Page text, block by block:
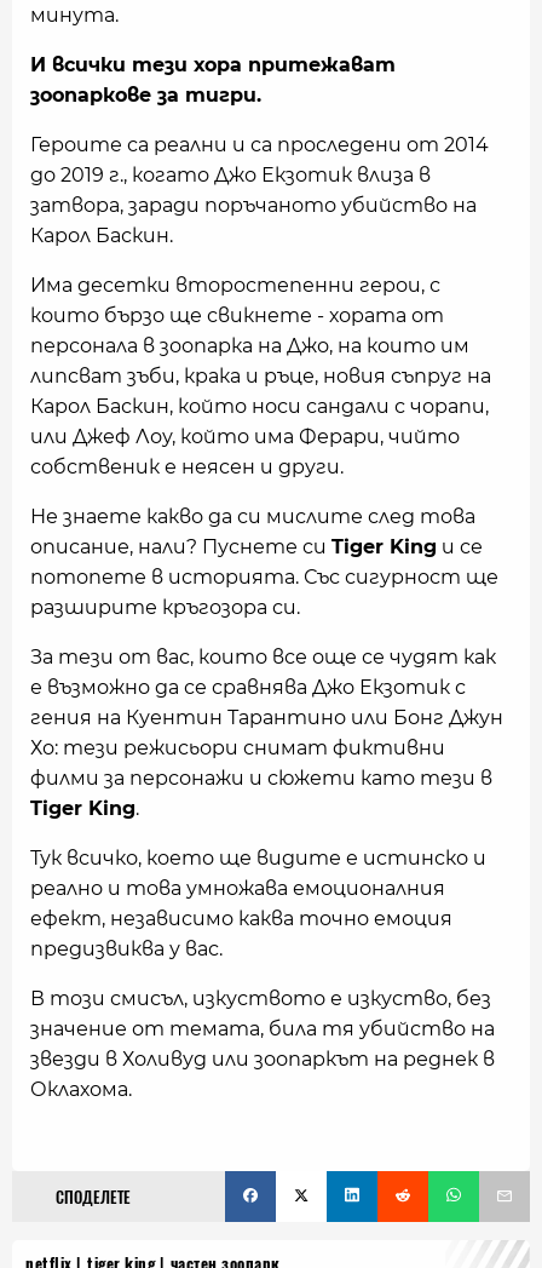
минута.
И всички тези хора притежават
зоопаркове за тигри.
Героите са реални и са проследени от 2014
до 2019 г., когато Джо Екзотик влиза в
затвора, заради поръчаното убийство на
Карол Баскин.
Има десетки второстепенни герои, с
които бързо ще свикнете - хората от
персонала в зоопарка на Джо, на които им
липсват зъби, крака и ръце, новия съпруг на
Карол Баскин, който носи сандали с чорапи,
или Джеф Лоу, който има Ферари, чийто
собственик е неясен и други.
Не знаете какво да си мислите след това
описание, нали? Пуснете си Tiger King и се
потопете в историята. Със сигурност ще
разширите кръгозора си.
За тези от вас, които все още се чудят как
е възможно да се сравнява Джо Екзотик с
гения на Куентин Тарантино или Бонг Джун
Хо: тези режисьори снимат фиктивни
филми за персонажи и сюжети като тези в
Tiger King.
Тук всичко, което ще видите е истинско и
реално и това умножава емоционалния
ефект, независимо каква точно емоция
предизвиква у вас.
В този смисъл, изкуството е изкуство, без
значение от темата, била тя убийство на
звезди в Холивуд или зоопаркът на реднек в
Оклахома.
СПОДЕЛЕТЕ